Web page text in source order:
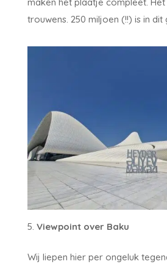
trouwens. 250 miljoen (!!) is in
Viewpoint over Baku
Wij liepen hier per ongeluk